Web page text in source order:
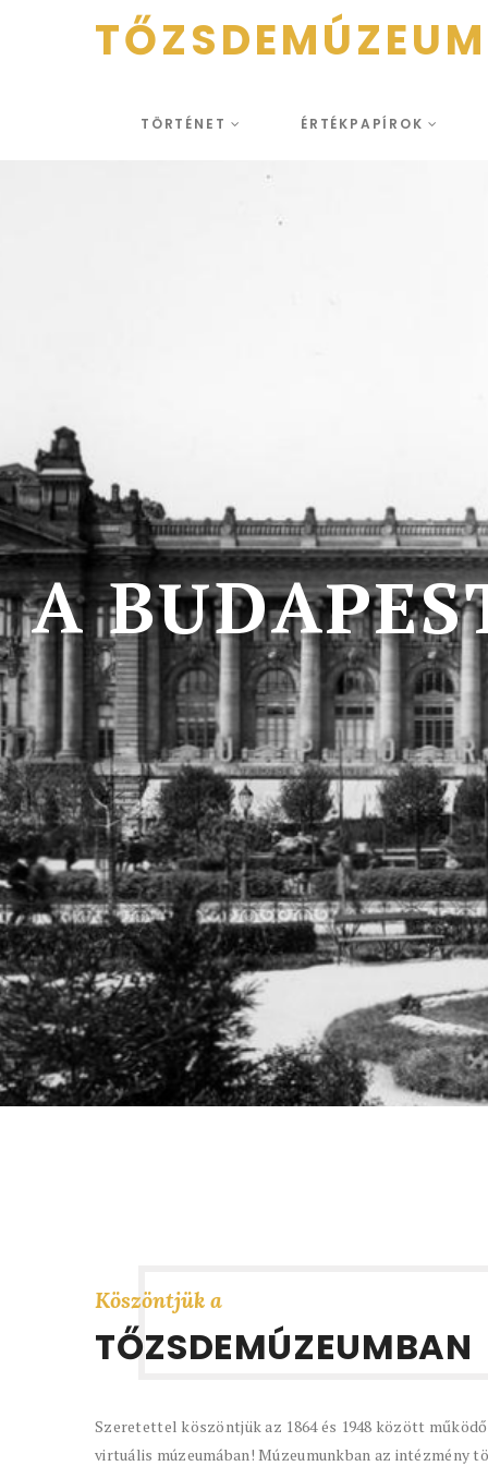
TŐZSDEMÚZEUM
TÖRTÉNET ÉRTÉKPAPÍROK
A BUDAPES
Köszöntjük a
TŐZSDEMÚZEUMBAN
A Budapesti Áru- és Értéktőzsde három különböző
története során. Az oldalon megtalálja ezen